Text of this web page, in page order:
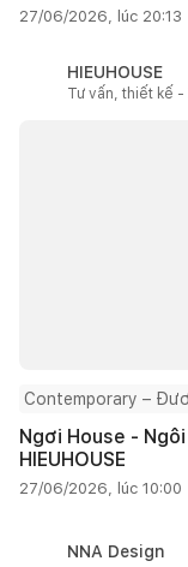
27/06/2026, lúc 20:13
HIEUHOUSE
Tư vấn, thiết kế
Contemporary –
Ngơi House -
HIEUHOUSE
27/06/2026, lúc 10:00
NNA Design